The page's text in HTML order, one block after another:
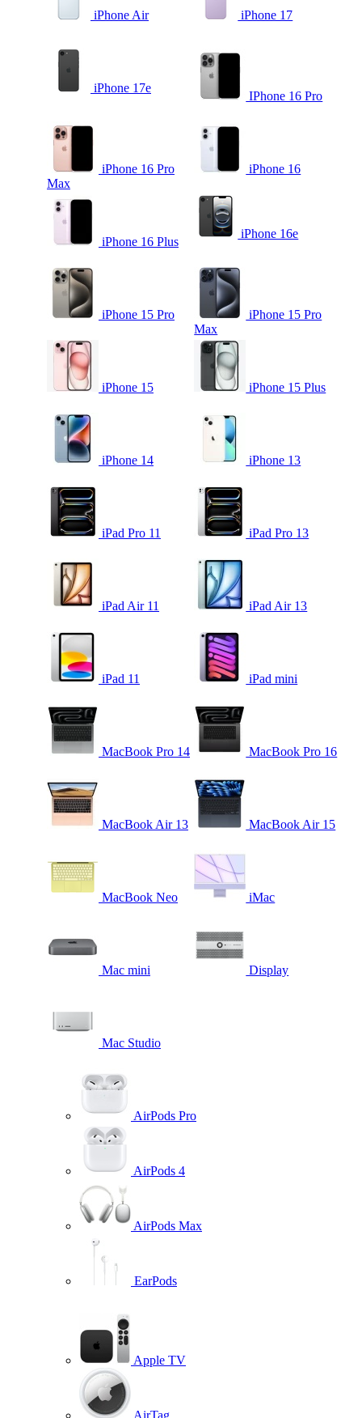
iPhone Air iPhone 17
iPhone 17e
IPhone 16 Pro
iPhone 16 Pro
Max
iPhone 16
iPhone 16 Plus
iPhone 16e
iPhone 15 Pro
iPhone 15 Pro
Max
iPhone 15 iPhone 15 Plus
iPhone 14 iPhone 13
iPad Pro 11 iPad Pro 13
iPad Air 11 iPad Air 13
iPad 11 iPad mini
MacBook Pro 14 MacBook Pro 16
MacBook Air 13 MacBook Air 15
MacBook Neo iMac
Mac mini Display
Mac Studio
AirPods Pro
AirPods 4
AirPods Max
EarPods
Apple TV